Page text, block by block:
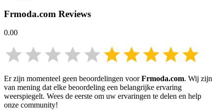
Frmoda.com Reviews
0.00
Er zijn momenteel geen beoordelingen voorFrmoda.com. Wij zijn
van mening dat elke beoordeling een belangrijke ervaring
weerspiegelt. Wees de eerste om uw ervaringen te delen en help
onze community!